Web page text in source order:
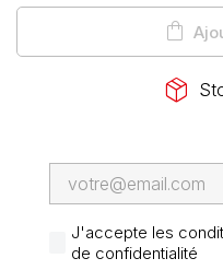
shopping_bag
package_2
J'accepte les
de confidentialité